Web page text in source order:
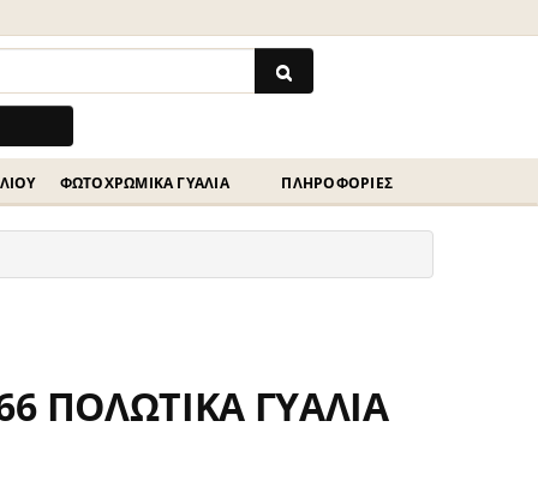
ΦΩΤΟΧΡΩΜΙΚΆ ΓΥΑΛΙΆ ΠΛΗΡΟΦΟΡΙΕΣ
ΠΟΛΩΤΙΚΑ ΓΥΑΛΙΑ